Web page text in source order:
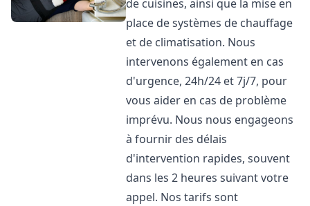
de cuisines, ainsi que la mise en
place de systèmes de chauffage
et de climatisation. Nous
intervenons également en cas
d'urgence, 24h/24 et 7j/7, pour
vous aider en cas de problème
imprévu. Nous nous engageons
à fournir des délais
d'intervention rapides, souvent
dans les 2 heures suivant votre
appel. Nos tarifs sont